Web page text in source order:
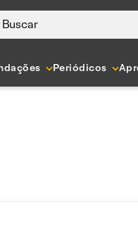
Buscar
Periódicos